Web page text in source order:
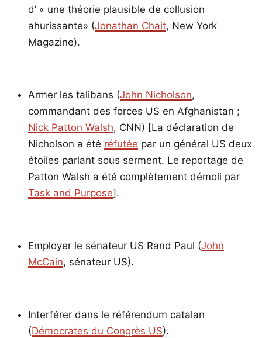
d’ « une théorie plausible de collusion
ahurissante» (Jonathan Chait, New York
Magazine).
Armer les talibans (John Nicholson,
commandant des forces US en Afghanistan ;
Nick Patton Walsh, CNN) [La déclaration de
Nicholson a été réfutée par un général US deux
étoiles parlant sous serment. Le reportage de
Patton Walsh a été complètement démoli par
Task and Purpose].
Employer le sénateur US Rand Paul (John
McCain, sénateur US).
Interférer dans le référendum catalan
(Démocrates du Congrès US).